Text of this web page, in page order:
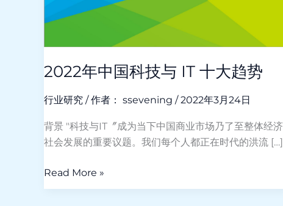
2022年中国科技与 IT 十大趋势
行业研究 / 作者： ssevening /2022年3月24日
背景 "科技与IT〞成为当下中国商业市场乃了至整体经济
社会发展的重要议题。我们每个人都正在时代的洪流 […]
势
Read More »